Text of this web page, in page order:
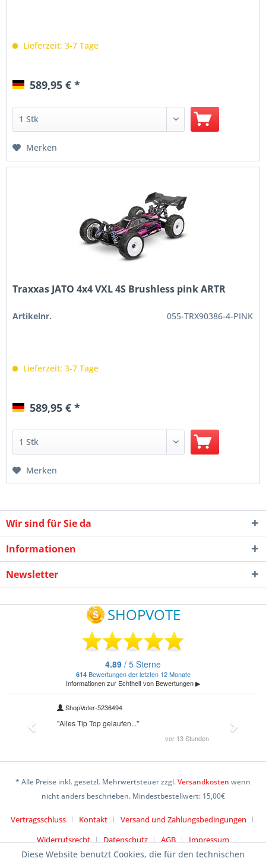
Lieferzeit: 3-7 Tage
589,95 € *
Merken
Traxxas JATO 4x4 VXL 4S Brushless pink ARTR
Artikelnr. 055-TRX90386-4-PINK
Lieferzeit: 3-7 Tage
589,95 € *
Merken
Wir sind für Sie da
Informationen
Newsletter
* Alle Preise inkl. gesetzl. Mehrwertsteuer zzgl.Versandkosten wenn
nicht anders beschrieben. Mindestbestellwert: 15,00€
Vertragsschluss Kontakt
Versand und Zahlungsbedingungen
Widerrufsrecht
Datenschutz AGB Impressum
Diese Website benutzt Cookies, die für den technischen